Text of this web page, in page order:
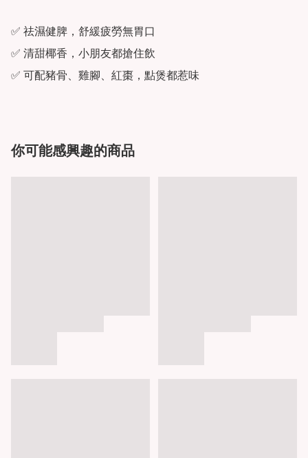
✅ 祛濕健脾，舒緩疲勞無胃口
✅ 清甜椰香，小朋友都搶住飲
✅ 可配豬骨、雞腳、紅棗，點煲都惹味
你可能感興趣的商品